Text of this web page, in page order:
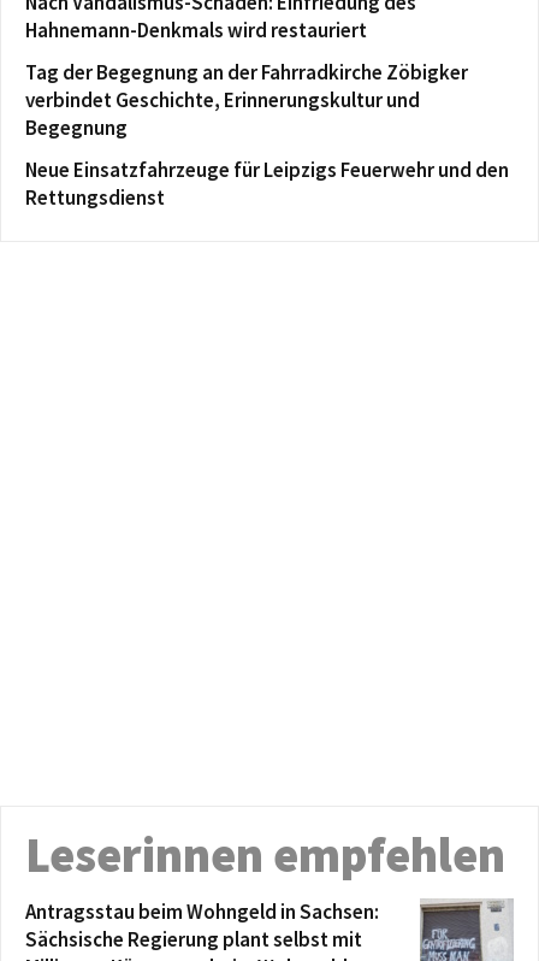
Hahnemann-Denkmals wird restauriert
Tag der Begegnung an der Fahrradkirche Zöbigker
verbindet Geschichte, Erinnerungskultur und
Begegnung
Neue Einsatzfahrzeuge für Leipzigs Feuerwehr und den
Rettungsdienst
Leserinnen empfehlen
Antragsstau beim Wohngeld in Sachsen:
Sächsische Regierung plant selbst mit